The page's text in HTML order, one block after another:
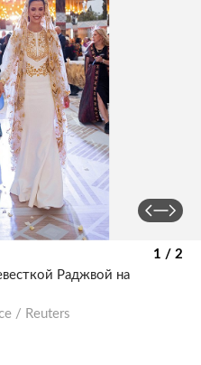
1 / 2
Раджвой на
/ Reuters